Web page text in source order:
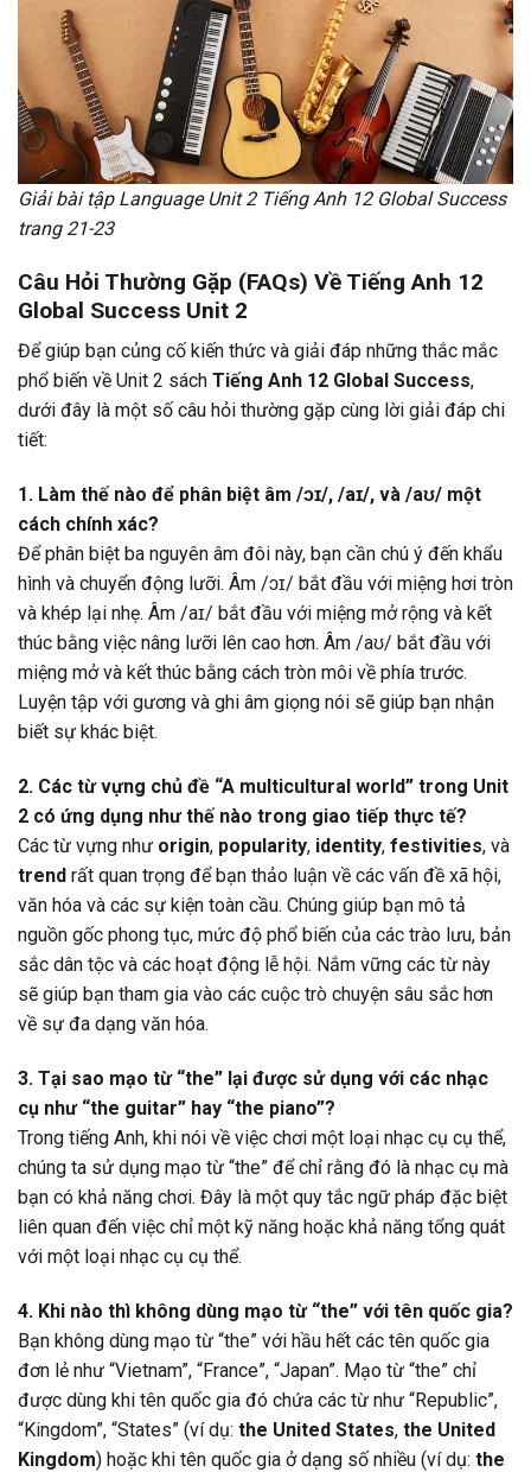
Giải bài tập Language Unit 2 Tiếng Anh 12 Global Success
trang 21-23
Câu Hỏi Thường Gặp (FAQs) Về Tiếng Anh 12
Global Success Unit 2
Để giúp bạn củng cố kiến thức và giải đáp những thắc mắc
phổ biến về Unit 2 sách Tiếng Anh 12 Global Success,
dưới đây là một số câu hỏi thường gặp cùng lời giải đáp chi
tiết:
1. Làm thế nào để phân biệt âm /ɔɪ/, /aɪ/, và /aʊ/ một
cách chính xác?
Để phân biệt ba nguyên âm đôi này, bạn cần chú ý đến khẩu
hình và chuyển động lưỡi. Âm /ɔɪ/ bắt đầu với miệng hơi tròn
và khép lại nhẹ. Âm /aɪ/ bắt đầu với miệng mở rộng và kết
thúc bằng việc nâng lưỡi lên cao hơn. Âm /aʊ/ bắt đầu với
miệng mở và kết thúc bằng cách tròn môi về phía trước.
Luyện tập với gương và ghi âm giọng nói sẽ giúp bạn nhận
biết sự khác biệt.
2. Các từ vựng chủ đề “A multicultural world” trong Unit
2 có ứng dụng như thế nào trong giao tiếp thực tế?
Các từ vựng như origin, popularity, identity, festivities, và
trend rất quan trọng để bạn thảo luận về các vấn đề xã hội,
văn hóa và các sự kiện toàn cầu. Chúng giúp bạn mô tả
nguồn gốc phong tục, mức độ phổ biến của các trào lưu, bản
sắc dân tộc và các hoạt động lễ hội. Nắm vững các từ này
sẽ giúp bạn tham gia vào các cuộc trò chuyện sâu sắc hơn
về sự đa dạng văn hóa.
3. Tại sao mạo từ “the” lại được sử dụng với các nhạc
cụ như “the guitar” hay “the piano”?
Trong tiếng Anh, khi nói về việc chơi một loại nhạc cụ cụ thể,
chúng ta sử dụng mạo từ “the” để chỉ rằng đó là nhạc cụ mà
bạn có khả năng chơi. Đây là một quy tắc ngữ pháp đặc biệt
liên quan đến việc chỉ một kỹ năng hoặc khả năng tổng quát
với một loại nhạc cụ cụ thể.
4. Khi nào thì không dùng mạo từ “the” với tên quốc gia?
Bạn không dùng mạo từ “the” với hầu hết các tên quốc gia
đơn lẻ như “Vietnam”, “France”, “Japan”. Mạo từ “the” chỉ
được dùng khi tên quốc gia đó chứa các từ như “Republic”,
“Kingdom”, “States” (ví dụ: the United States, the United
Kingdom) hoặc khi tên quốc gia ở dạng số nhiều (ví dụ: the